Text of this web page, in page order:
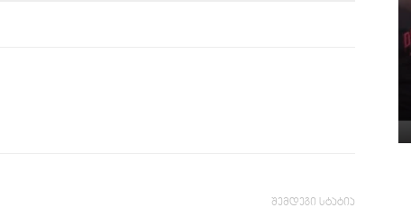
შემდეგი სტატია